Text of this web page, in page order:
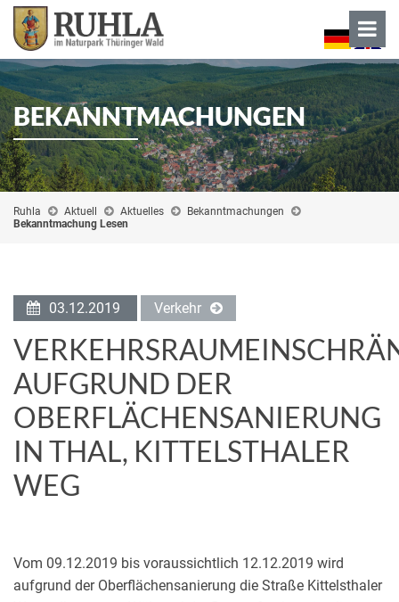
BEKANNTMACHUNGEN
Ruhla Aktuell Aktuelles
Bekanntmachungen
Bekanntmachung Lesen
03.12.2019 Verkehr
AUFGRUND DER
OBERFLÄCHENSANIERUNG
IN THAL, KITTELSTHALER
WEG
Vom 09.12.2019 bis voraussichtlich 12.12.2019 wird
aufgrund der Oberflächensanierung die Straße Kittelsthaler